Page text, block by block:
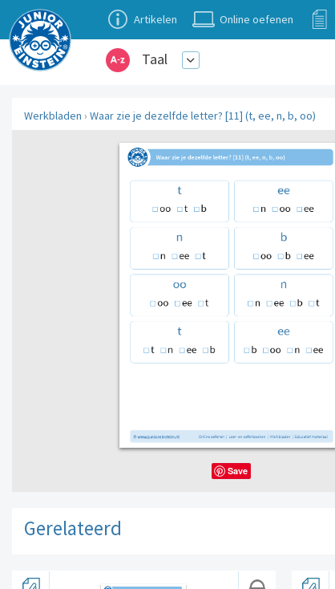
Artikelen Online oefenen
Taal
Werkbladen › Waar zie je dezelfde letter? [11] (t, ee, n, b, oo)
Save
Gerelateerd